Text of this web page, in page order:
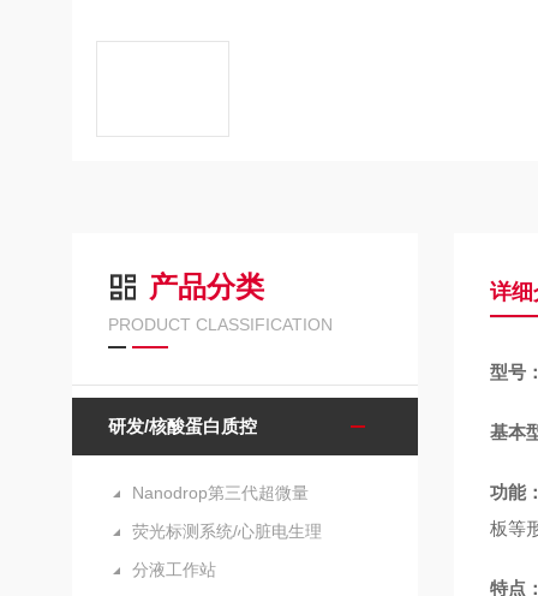
产品分类
PRODUCT CLASSIFICATION
研发/核酸蛋白质控
Nanodrop第三代超微量
荧光标测系统/心脏电生理
分液工作站
详细
型号
基本
功能
板等
特点